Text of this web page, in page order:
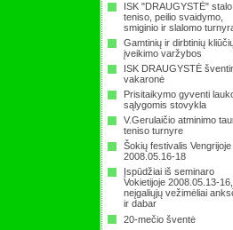
ISK "DRAUGYSTĖ" stalo
teniso, peilio svaidymo,
smiginio ir slalomo
Gamtinių ir dirbtinių
įveikimo varžybos
ISK DRAUGYSTĖ
vakaronė
Prisitaikymo gyventi
sąlygomis stovykla
V.Gerulaičio atminimo
teniso turnyre
Šokių festivalis Vengrijoje
2008.05.16-18
Įspūdžiai iš seminaro
Vokietijoje 2008.05.13-16,
neįgaliųjų vežimėliai
ir dabar
20-mečio šventė